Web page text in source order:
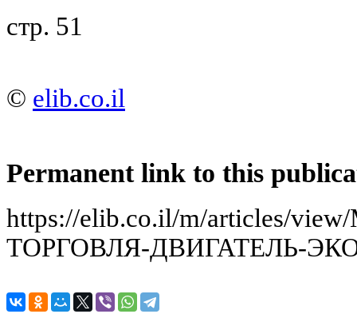
стр. 51
© elib.co.il
Permanent link to this
https://elib.co.il/m/articles/
ТОРГОВЛЯ-ДВИГАТЕЛЬ-